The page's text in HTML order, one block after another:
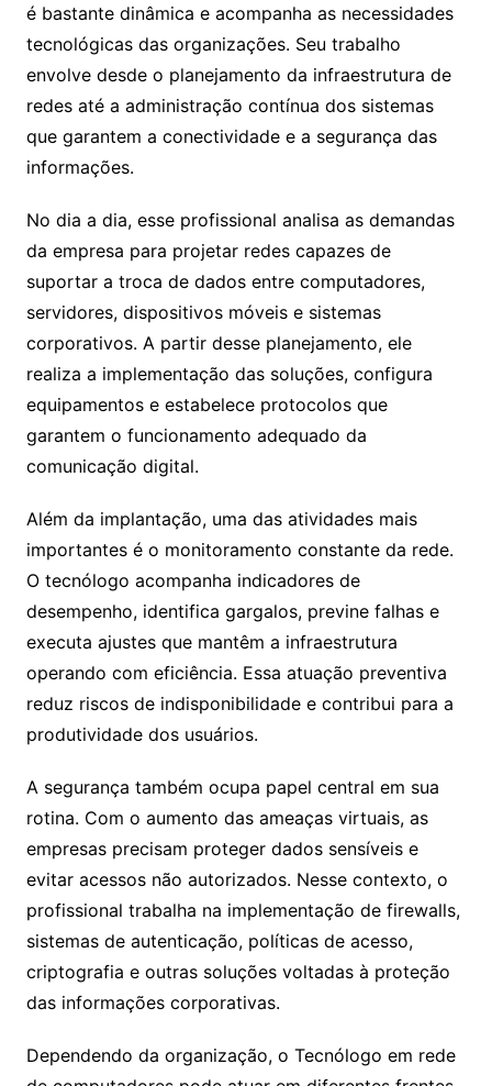
é bastante dinâmica e acompanha as necessidades
tecnológicas das organizações. Seu trabalho
envolve desde o planejamento da infraestrutura de
redes até a administração contínua dos sistemas
que garantem a conectividade e a segurança das
informações.
No dia a dia, esse profissional analisa as demandas
da empresa para projetar redes capazes de
suportar a troca de dados entre computadores,
servidores, dispositivos móveis e sistemas
corporativos. A partir desse planejamento, ele
realiza a implementação das soluções, configura
equipamentos e estabelece protocolos que
garantem o funcionamento adequado da
comunicação digital.
Além da implantação, uma das atividades mais
importantes é o monitoramento constante da rede.
O tecnólogo acompanha indicadores de
desempenho, identifica gargalos, previne falhas e
executa ajustes que mantêm a infraestrutura
operando com eficiência. Essa atuação preventiva
reduz riscos de indisponibilidade e contribui para a
produtividade dos usuários.
A segurança também ocupa papel central em sua
rotina. Com o aumento das ameaças virtuais, as
empresas precisam proteger dados sensíveis e
evitar acessos não autorizados. Nesse contexto, o
profissional trabalha na implementação de firewalls,
sistemas de autenticação, políticas de acesso,
criptografia e outras soluções voltadas à proteção
das informações corporativas.
Dependendo da organização, o Tecnólogo em rede